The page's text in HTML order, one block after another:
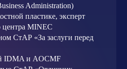
Administration)
пластике, эксперт
центра MINEC
СтАР «За заслуги перед
IDMA и AOCMF